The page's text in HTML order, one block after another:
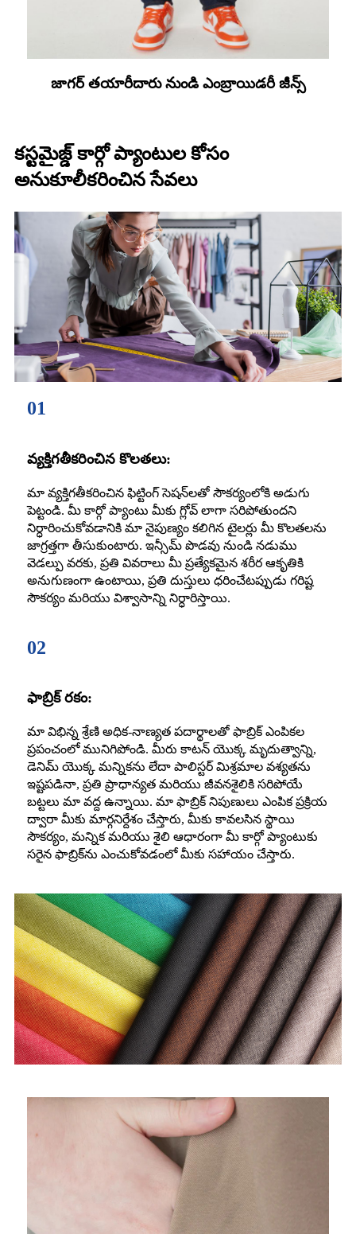
జాగర్ తయారీదారు నుండి ఎంబ్రాయిడరీ జీన్స్
కస్టమైజ్డ్ కార్గో ప్యాంటుల కోసం
అనుకూలీకరించిన సేవలు
01
వ్యక్తిగతీకరించిన కొలతలు:
మా వ్యక్తిగతీకరించిన ఫిట్టింగ్ సెషన్‌లతో సౌకర్యంలోకి అడుగు
పెట్టండి. మీ కార్గో ప్యాంటు మీకు గ్లోవ్ లాగా సరిపోతుందని
నిర్ధారించుకోవడానికి మా నైపుణ్యం కలిగిన టైలర్లు మీ కొలతలను
జాగ్రత్తగా తీసుకుంటారు. ఇన్సీమ్ పొడవు నుండి నడుము
వెడల్పు వరకు, ప్రతి వివరాలు మీ ప్రత్యేకమైన శరీర ఆకృతికి
అనుగుణంగా ఉంటాయి, ప్రతి దుస్తులు ధరించేటప్పుడు గరిష్ట
సౌకర్యం మరియు విశ్వాసాన్ని నిర్ధారిస్తాయి.
02
ఫాబ్రిక్ రకం:
మా విభిన్న శ్రేణి అధిక-నాణ్యత పదార్థాలతో ఫాబ్రిక్ ఎంపికల
ప్రపంచంలో మునిగిపోండి. మీరు కాటన్ యొక్క మృదుత్వాన్ని,
డెనిమ్ యొక్క మన్నికను లేదా పాలిస్టర్ మిశ్రమాల వశ్యతను
ఇష్టపడినా, ప్రతి ప్రాధాన్యత మరియు జీవనశైలికి సరిపోయే
బట్టలు మా వద్ద ఉన్నాయి. మా ఫాబ్రిక్ నిపుణులు ఎంపిక ప్రక్రియ
ద్వారా మీకు మార్గనిర్దేశం చేస్తారు, మీకు కావలసిన స్థాయి
సౌకర్యం, మన్నిక మరియు శైలి ఆధారంగా మీ కార్గో ప్యాంటుకు
సరైన ఫాబ్రిక్‌ను ఎంచుకోవడంలో మీకు సహాయం చేస్తారు.